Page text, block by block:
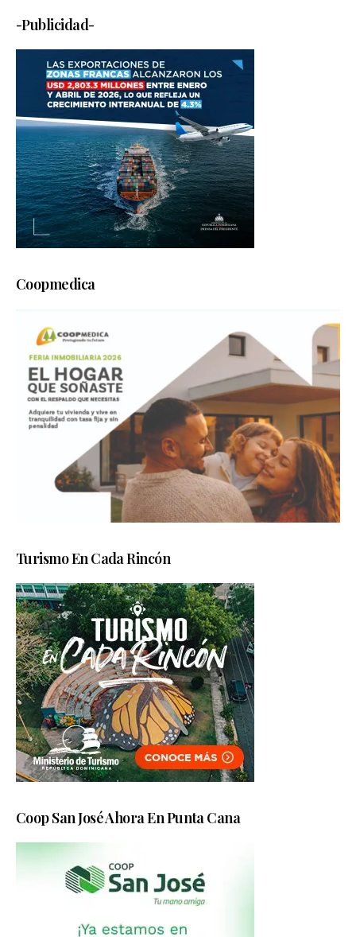
-Publicidad-
Coopmedica
Turismo En Cada Rincón
Coop San José Ahora En Punta Cana